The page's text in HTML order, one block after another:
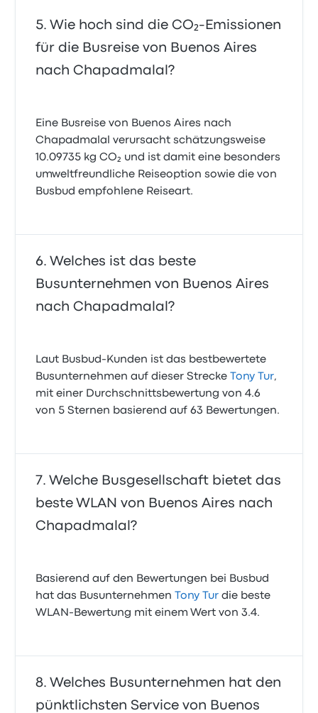
Wie hoch sind die CO₂-Emissionen
für die Busreise von Buenos Aires
nach Chapadmalal?
Eine Busreise von Buenos Aires nach
Chapadmalal verursacht schätzungsweise
10.09735 kg CO₂ und ist damit eine besonders
umweltfreundliche Reiseoption sowie die von
Busbud empfohlene Reiseart.
Welches ist das beste
Busunternehmen von Buenos Aires
nach Chapadmalal?
Laut Busbud-Kunden ist das bestbewertete
Busunternehmen auf dieser StreckeTony Tur,
mit einer Durchschnittsbewertung von 4.6
von 5 Sternen basierend auf 63 Bewertungen.
Welche Busgesellschaft bietet das
beste WLAN von Buenos Aires nach
Chapadmalal?
Basierend auf den Bewertungen bei Busbud
hat das BusunternehmenTony Tur die beste
WLAN-Bewertung mit einem Wert von 3.4.
Welches Busunternehmen hat den
pünktlichsten Service von Buenos